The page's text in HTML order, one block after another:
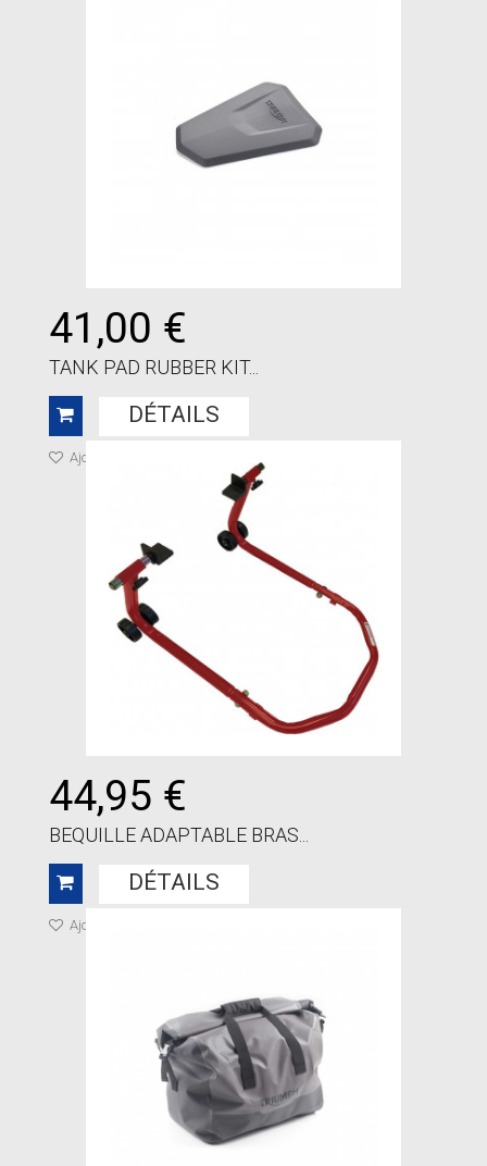
41,00 €
TANK PAD RUBBER KIT...
DÉTAILS
Ajouter à ma liste de cadeaux
44,95 €
BEQUILLE ADAPTABLE BRAS...
DÉTAILS
Ajouter à ma liste de cadeaux